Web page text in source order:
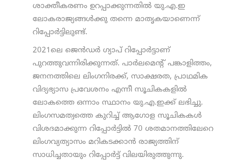
ശാക്തീകരണം ഉറപ്പാക്കുന്നതില്‍ യു.എ.ഇ
ലോകരാജ്യങ്ങള്‍ക്കു തന്നെ മാതൃകയാണെന്ന്
റിപ്പോര്‍ട്ടിലുണ്ട്.
2021ലെ ജെന്‍ഡര്‍ ഗ്യാപ് റിപ്പോര്‍ട്ടാണ്
പുറത്തുവന്നിരിക്കുന്നത്. പാര്‍ലമെന്റ് പങ്കാളിത്തം,
ജനനത്തിലെ ലിംഗനിരക്ക്, സാക്ഷരത, പ്രാഥമിക
വിദ്യഭ്യാസ പ്രവേശനം എന്നീ സൂചികകളില്‍
ലോകത്തെ ഒന്നാം സ്ഥാനം യു.എ.ഇക്ക് ലഭിച്ചു.
ലിംഗസമത്വത്തെ കുറിച്ച് ആഗോള സൂചികകള്‍
വിശദമാക്കുന്ന റിപ്പോര്‍ട്ടില്‍ 70 ശതമാനത്തിലേറെ
ലിംഗവ്യത്യാസം മറികടക്കാന്‍ രാജ്യത്തിന്
സാധിച്ചതായും റിപ്പോര്‍ട്ട് വിലയിരുത്തുന്നു.